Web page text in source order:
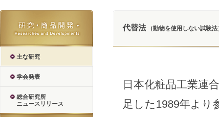
主な研究
学会発表
総合研究所
ニュースリリース
代替法 （動物を使用しない試験法
日本化粧品工業連
足した1989年より